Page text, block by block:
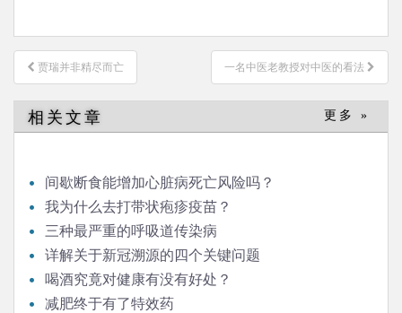
文
章
导
航
贾瑞并非精尽而亡 一名中医老教授对中医的看法
相关文章 更多 »
间歇断食能增加心脏病死亡风险吗？
我为什么去打带状疱疹疫苗？
三种最严重的呼吸道传染病
详解关于新冠溯源的四个关键问题
喝酒究竟对健康有没有好处？
减肥终于有了特效药